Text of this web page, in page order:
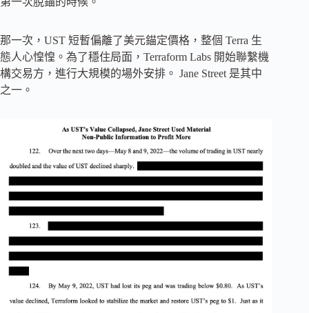
那一次，UST 短暫偏離了美元錨定價格，整個 Terra 生
態人心惶惶。為了穩住局面，Terraform Labs 開始聯繫機
構交易方，進行大規模的場外安排。 Jane Street 是其中
之一。